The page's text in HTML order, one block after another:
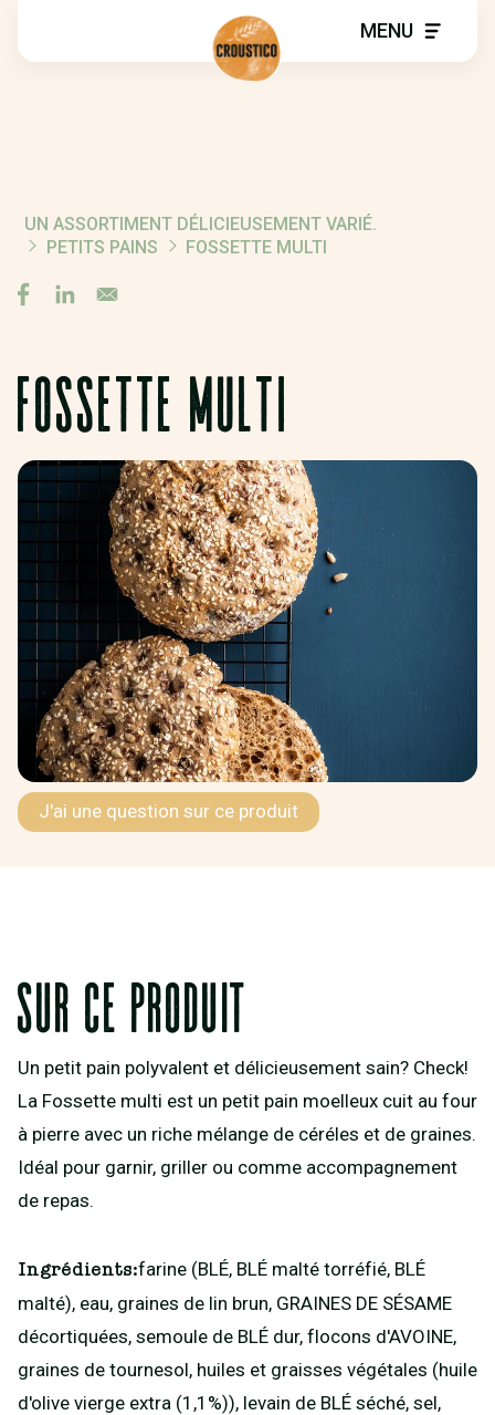
MENU
FIL
D'ARIANE
UN ASSORTIMENT DÉLICIEUSEMENT VARIÉ.
PETITS PAINS
FOSSETTE MULTI
FOSSETTE MULTI
J'ai une question sur ce produit
Sur ce produit
Un petit pain polyvalent et délicieusement sain? Check!
La Fossette multi est un petit pain moelleux cuit au four
à pierre avec un riche mélange de céréles et de graines.
Idéal pour garnir, griller ou comme accompagnement
de repas.
Ingrédients:farine (BLÉ, BLÉ malté torréfié, BLÉ
malté), eau, graines de lin brun, GRAINES DE SÉSAME
décortiquées, semoule de BLÉ dur, flocons d'AVOINE,
graines de tournesol, huiles et graisses végétales (huile
d'olive vierge extra (1,1%)), levain de BLÉ séché, sel,